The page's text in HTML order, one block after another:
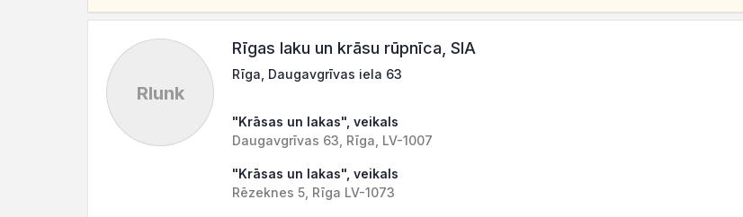
Rlunk
Rīgas laku un krāsu rūpnīca, SIA
Rīga, Daugavgrīvas iela 63
"Krāsas un lakas", veikals
Daugavgrīvas 63, Rīga, LV-1007
"Krāsas un lakas", veikals
Rēzeknes 5, Rīga LV-1073